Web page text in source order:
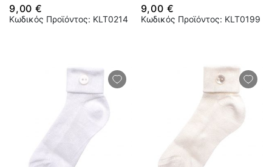
9,00 €
Κωδικός Προϊόντος: KLT0214
9,00 €
Κωδικός Προϊόντος: KLT0199